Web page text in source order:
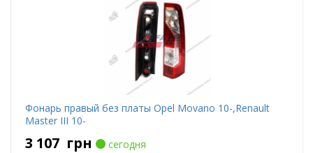
Фонарь правый без платы Opel Movano 10-,Renault
Master III 10-
3 107 грн
сегодня